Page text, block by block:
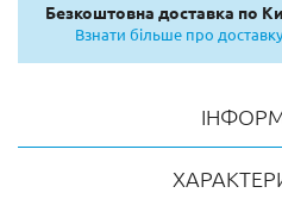
Безкоштовна доставка по
Взнати більше про доставку